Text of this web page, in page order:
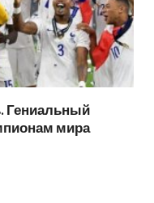
Гениальный
мира